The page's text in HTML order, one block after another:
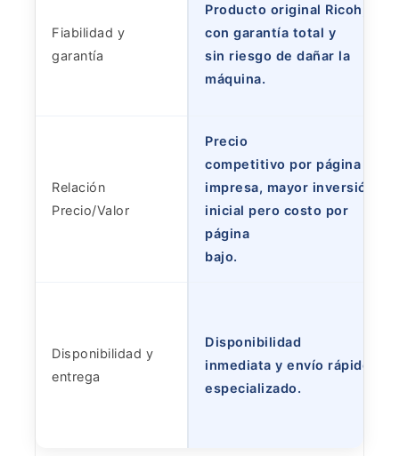
Fiabilidad y
garantía
Producto original Ricoh,
con garantía total y
sin riesgo de dañar la
máquina.
Relación
Precio/Valor
Precio
competitivo por página
impresa, mayor inversión
inicial pero costo por
página
bajo.
Disponibilidad y
entrega
Disponibilidad
inmediata y envío rápido
especializado.